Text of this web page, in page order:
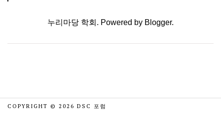
누리마당 학회. Powered by Blogger.
COPYRIGHT © 2026 DSC 포럼